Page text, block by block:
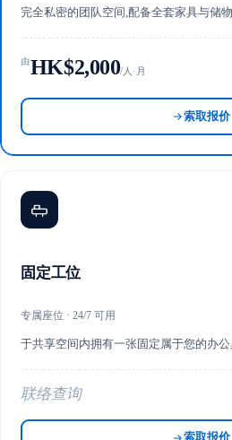
完全私密的团队空间,配备全套家具与储
由HK$2,000/人·月
索取报价
固定工位
专属座位 · 24/7 可用
于共享空间内拥有一张固定属于您的办公
联络查询
索取报价